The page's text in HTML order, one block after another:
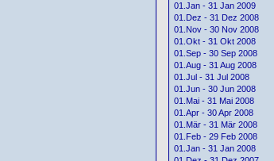
01.Jan - 31 Jan 2009
01.Dez - 31 Dez 2008
01.Nov - 30 Nov 2008
01.Okt - 31 Okt 2008
01.Sep - 30 Sep 2008
01.Aug - 31 Aug 2008
01.Jul - 31 Jul 2008
01.Jun - 30 Jun 2008
01.Mai - 31 Mai 2008
01.Apr - 30 Apr 2008
01.Mär - 31 Mär 2008
01.Feb - 29 Feb 2008
01.Jan - 31 Jan 2008